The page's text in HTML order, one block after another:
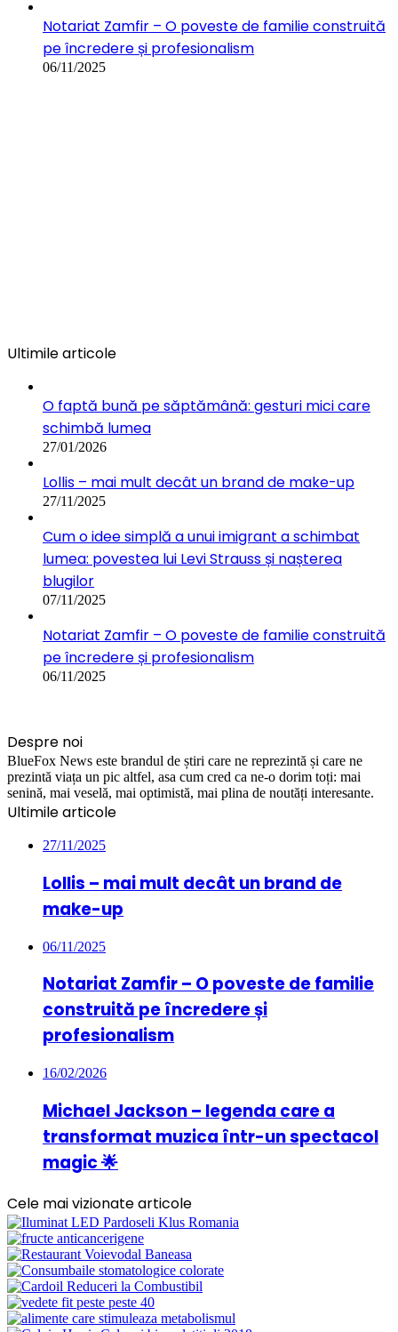
Notariat Zamfir – O poveste de familie construită
pe încredere și profesionalism
06/11/2025
Ultimile articole
O faptă bună pe săptămână: gesturi mici care
schimbă lumea
27/01/2026
Lollis – mai mult decât un brand de make-up
27/11/2025
Cum o idee simplă a unui imigrant a schimbat
lumea: povestea lui Levi Strauss și nașterea
blugilor
07/11/2025
Notariat Zamfir – O poveste de familie construită
pe încredere și profesionalism
06/11/2025
Despre noi
BlueFox News este brandul de știri care ne reprezintă și care ne
prezintă viața un pic altfel, asa cum cred ca ne-o dorim toți: mai
senină, mai veselă, mai optimistă, mai plina de noutăți interesante.
Ultimile articole
27/11/2025
Lollis – mai mult decât un brand de
make-up
06/11/2025
Notariat Zamfir – O poveste de familie
construită pe încredere și
profesionalism
16/02/2026
Michael Jackson – legenda care a
transformat muzica într-un spectacol
magic 🌟
Cele mai vizionate articole